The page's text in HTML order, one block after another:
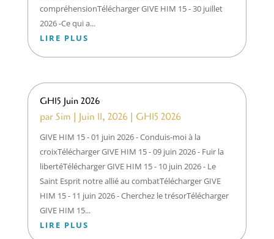
compréhensionTélécharger GIVE HIM 15 - 30 juillet
2026 -Ce qui a...
LIRE PLUS
GH15 Juin 2026
parSim | Juin 11, 2026| GH15 2026
GIVE HIM 15 - 01 juin 2026 - Conduis-moi à la
croixTélécharger GIVE HIM 15 - 09 juin 2026 - Fuir la
libertéTélécharger GIVE HIM 15 - 10 juin 2026 - Le
Saint Esprit notre allié au combatTélécharger GIVE
HIM 15 - 11 juin 2026 - Cherchez le trésorTélécharger
GIVE HIM 15...
LIRE PLUS